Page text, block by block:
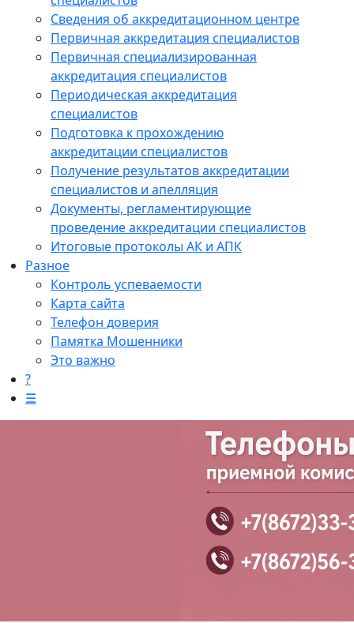
Сведения об аккредитационном центре
Первичная аккредитация специалистов
Первичная специализированная
аккредитация специалистов
Периодическая аккредитация
специалистов
Подготовка к прохождению
аккредитации специалистов
Получение результатов аккредитации
специалистов и апелляция
Документы, регламентирующие
проведение аккредитации специалистов
Итоговые протоколы АК и АПК
Разное
Контроль успеваемости
Карта сайта
Телефон доверия
Памятка Мошенники
Это важно
?
☰